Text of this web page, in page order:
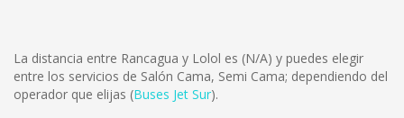
La distancia entre Rancagua y Lolol es (N/A) y puedes elegir
entre los servicios de Salón Cama, Semi Cama; dependiendo del
operador que elijas (Buses Jet Sur).